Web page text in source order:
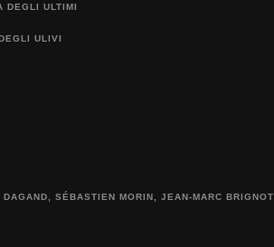
DEGLI ULTIMI
ULIVI
SÉBASTIEN MORIN, JEAN-MARC BRIGNOT